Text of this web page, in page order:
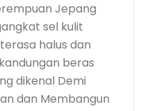
Jepang
sel kulit
halus dan
beras
dikenal Demi
dan Membangun